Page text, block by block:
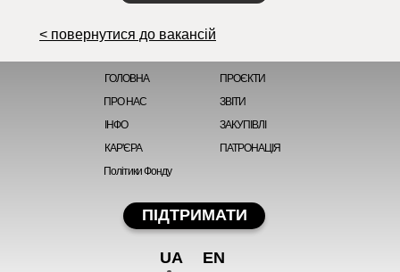
< повернутися до вакансій
ГОЛОВНА
ПРО НАС
ПРОЄКТИ
ЗВІТИ
ПАТРОНАЦІЯ
ПІДТРИМАТИ
EN
ІНФО
КАР'ЄРА
ЗАКУПІВЛІ
Політики Фонду
UA